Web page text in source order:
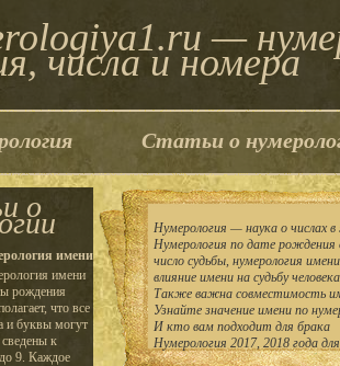
—
числа и номера
Статьи о
о
имени
имени
рождения
что все
и буквы могут
к
9. Каждое
Нумерология — наука о числах в
Нумерология по дате
число судьбы, нумерология
влияние имени на судьбу
Также важна совместимость
Узнайте значение имени по
И кто вам подходит для брака
Нумерология 2017, 2018 года